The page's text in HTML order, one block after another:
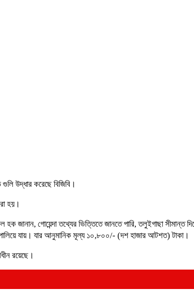
গুলি উদ্ধার করেছে বিজিবি।
হয়।
হক জানান, গোয়েন্দা তথ্যের ভিত্তিতে জানতে পারি, তলুইগাছা সীমান্ত
পালিয়ে যায়। যার আনুমানিক মূল্য ১০,৮০০/- (দশ হাজার আটশত) টাকা।
রয়েছে।